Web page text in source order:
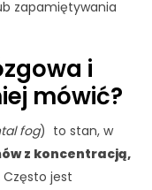
zapamiętywania
i
mówić?
fog) to stan, w
z koncentracją,
Często jest